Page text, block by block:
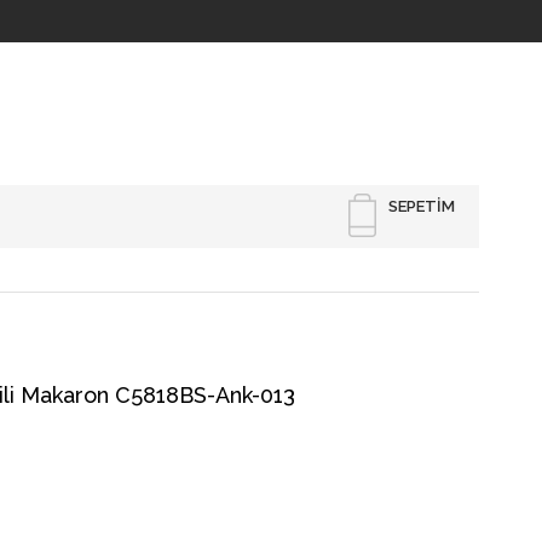
SEPETIM
C5818BS-Ank-013